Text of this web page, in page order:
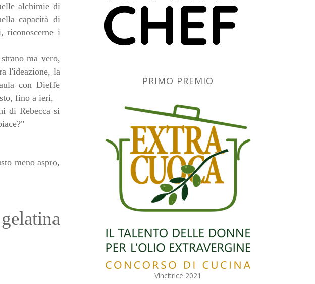
alchimie di
capacità di
riconoscerne i
ma vero,
l'ideazione, la
con Dieffe
fino a ieri,
di Rebecca si
meno aspro,
PRIMO PREMIO
Vincitrice 2021